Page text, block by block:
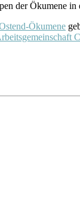
der Ökumene in
Ökumene